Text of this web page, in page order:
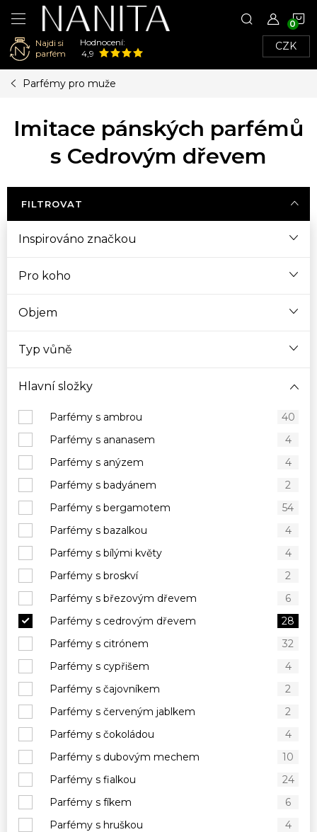
Najdi si
parfém
Hodnocení:
4,9
CZK
Parfémy pro muže
Imitace pánských parfémů
s Cedrovým dřevem
FILTROVAT
Inspirováno značkou
Pro koho
Objem
Typ vůně
Hlavní složky
Parfémy s ambrou
40
Parfémy s ananasem
4
Parfémy s anýzem
4
Parfémy s badyánem
2
Parfémy s bergamotem
54
Parfémy s bazalkou
4
Parfémy s bílými květy
4
Parfémy s broskví
2
Parfémy s březovým dřevem
6
Parfémy s cedrovým dřevem
28
Parfémy s citrónem
32
Parfémy s cypřišem
4
Parfémy s čajovníkem
2
Parfémy s červeným jablkem
2
Parfémy s čokoládou
4
Parfémy s dubovým mechem
10
Parfémy s fialkou
24
Parfémy s fíkem
6
Parfémy s hruškou
4